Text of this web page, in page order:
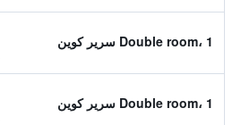
Double room، 1 سرير كوين
Double room، 1 سرير كوين